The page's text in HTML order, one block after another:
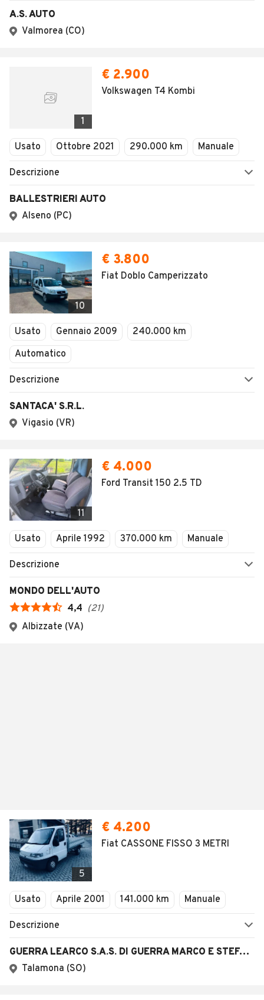
A.S. AUTO
Valmorea (CO)
1
€ 2.900
Volkswagen T4 Kombi
Usato Ottobre 2021 290.000 km Manuale
Descrizione
BALLESTRIERI AUTO
Alseno (PC)
10
€ 3.800
Fiat Doblo Camperizzato
Usato Gennaio 2009
240.000 km
Automatico
Descrizione
SANTACA' S.R.L.
Vigasio (VR)
11
€ 4.000
Ford Transit 150 2.5 TD
Usato Aprile 1992 370.000 km Manuale
Descrizione
MONDO DELL'AUTO
4,4 (21)
Albizzate (VA)
5
€ 4.200
Fiat CASSONE FISSO 3 METRI
Usato Aprile 2001 141.000 km Manuale
Descrizione
GUERRA LEARCO S.A.S. DI GUERRA MARCO E STEFANO & C.
Talamona (SO)